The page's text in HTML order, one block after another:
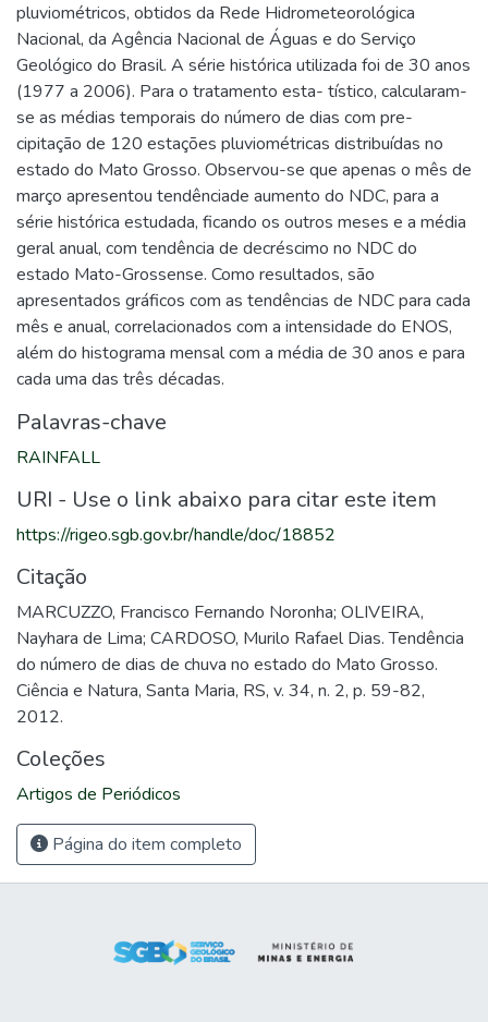
pluviométricos, obtidos da Rede Hidrometeorológica
Nacional, da Agência Nacional de Águas e do Serviço
Geológico do Brasil. A série histórica utilizada foi de 30 anos
(1977 a 2006). Para o tratamento esta- tístico, calcularam-
se as médias temporais do número de dias com pre-
cipitação de 120 estações pluviométricas distribuídas no
estado do Mato Grosso. Observou-se que apenas o mês de
março apresentou tendênciade aumento do NDC, para a
série histórica estudada, ficando os outros meses e a média
geral anual, com tendência de decréscimo no NDC do
estado Mato-Grossense. Como resultados, são
apresentados gráficos com as tendências de NDC para cada
mês e anual, correlacionados com a intensidade do ENOS,
além do histograma mensal com a média de 30 anos e para
cada uma das três décadas.
Palavras-chave
RAINFALL
URI - Use o link abaixo para citar este item
https://rigeo.sgb.gov.br/handle/doc/18852
Citação
MARCUZZO, Francisco Fernando Noronha; OLIVEIRA,
Nayhara de Lima; CARDOSO, Murilo Rafael Dias. Tendência
do número de dias de chuva no estado do Mato Grosso.
Ciência e Natura, Santa Maria, RS, v. 34, n. 2, p. 59-82,
2012.
Coleções
Artigos de Periódicos
Página do item completo